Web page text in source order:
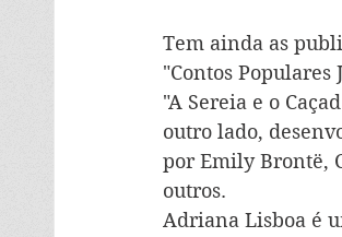
Tem ainda as
"Contos Populares
"A Sereia e o
outro lado,
por Emily Brontë,
outros.
Adriana Lisboa é